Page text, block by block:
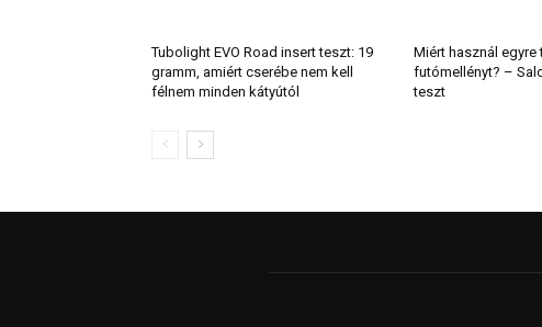
Tubolight EVO Road insert teszt: 19
gramm, amiért cserébe nem kell
félnem minden kátyútól
Miért használ
futómellényt? –
teszt